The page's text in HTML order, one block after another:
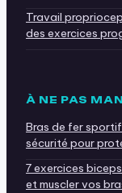
Travail
des exercices
À NE PAS
Bras de fer
sécurité pour
7 exercices
et muscler vos